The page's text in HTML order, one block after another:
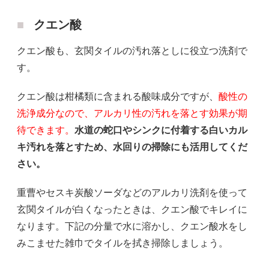
クエン酸
クエン酸も、玄関タイルの汚れ落としに役立つ洗剤で
す。
クエン酸は柑橘類に含まれる酸味成分ですが、 酸性の
洗浄成分なので、アルカリ性の汚れを落とす効果が期
待できます。 水道の蛇口やシンクに付着する白いカル
キ汚れを落とすため、水回りの掃除にも活用してくだ
さい。
重曹やセスキ炭酸ソーダなどのアルカリ洗剤を使って
玄関タイルが白くなったときは、クエン酸でキレイに
なります。下記の分量で水に溶かし、クエン酸水をし
みこませた雑巾でタイルを拭き掃除しましょう。